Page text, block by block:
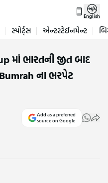
English
સ્પોર્ટ્સ એન્ટરટેઈનમેન્ટ
માં ભારતની જીત બાદ
ના ભરપેટ
Add as a preferred
source on Google